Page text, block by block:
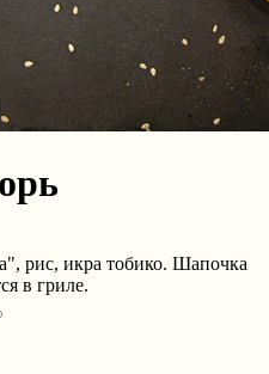
рис, икра тобико. Шапочка
в гриле.